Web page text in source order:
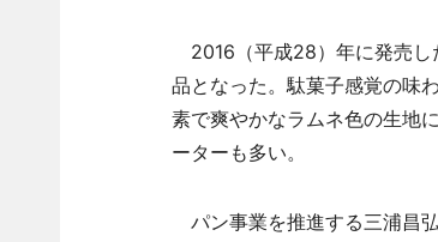
2016（平成28）年に発売し
品となった。駄菓子感覚の味
素で爽やかなラムネ色の生地
ーターも多い。
パン事業を推進する三浦昌